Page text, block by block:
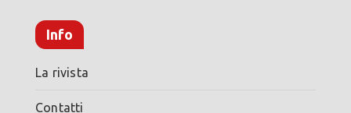
Info
La rivista
Contatti